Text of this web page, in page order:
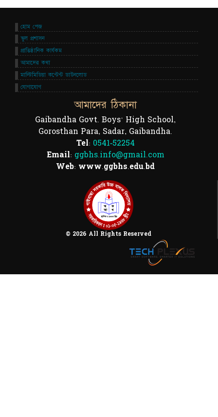
© 2026 All Rights Reserved
আমাদের ঠিকানা
Gaibandha Govt. Boys' High School,
Gorosthan Para, Sadar, Gaibandha.
Tel: 0541-52254
Email: ggbhs.info@gmail.com
Web: www.ggbhs.edu.bd
হোম পেজ
স্কুল প্রশাসন
প্রাতিষ্ঠানিক কার্যকম
আমাদের কথা
মাল্টিমিডিয়া কন্টেন্ট ডাউনলোড
যোগাযোগ